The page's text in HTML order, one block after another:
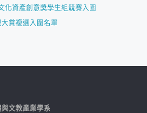
化資產創意獎學生組競賽入圍
大賞複選入圍名單
文教產業學系